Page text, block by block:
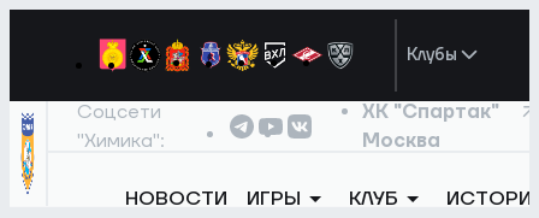
Клубы
Соцсети
"Химика":
ХК "Спартак"
Москва
НОВОСТИ ИГРЫ КЛУБ